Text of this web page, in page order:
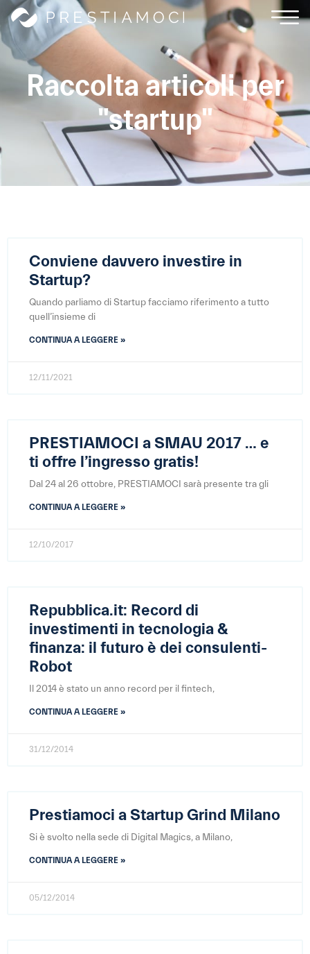
Raccolta articoli per
"startup"
Conviene davvero investire in
Startup?
Quando parliamo di Startup facciamo riferimento a tutto
quell’insieme di
CONTINUA A LEGGERE »
12/11/2021
PRESTIAMOCI a SMAU 2017 … e
ti offre l’ingresso gratis!
Dal 24 al 26 ottobre, PRESTIAMOCI sarà presente tra gli
CONTINUA A LEGGERE »
12/10/2017
Repubblica.it: Record di
investimenti in tecnologia &
finanza: il futuro è dei consulenti-
Robot
Il 2014 è stato un anno record per il fintech,
CONTINUA A LEGGERE »
31/12/2014
Prestiamoci a Startup Grind Milano
Si è svolto nella sede di Digital Magics, a Milano,
CONTINUA A LEGGERE »
05/12/2014